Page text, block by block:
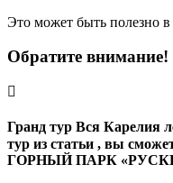
Это может быть полезно
Обратите внимание!
Гранд тур Вся Карелия
тур из статьи , вы
ГОРНЫЙ ПАРК